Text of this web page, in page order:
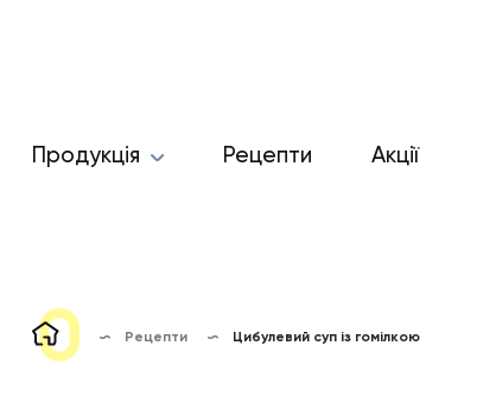
Продукція Рецепти Акції
Рецепти Цибулевий суп із гомілкою